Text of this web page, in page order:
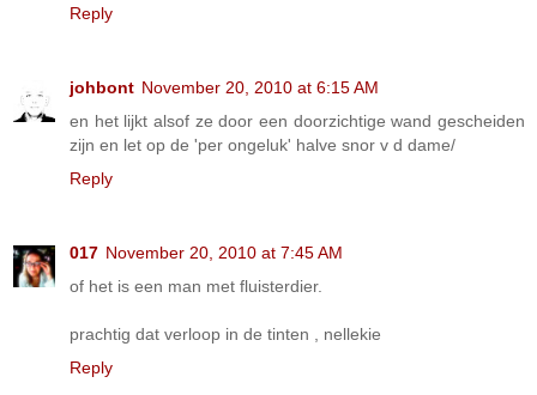
Reply
johbont November 20, 2010 at 6:15 AM
en het lijkt alsof ze door een doorzichtige wand gescheiden
zijn en let op de 'per ongeluk' halve snor v d dame/
Reply
017 November 20, 2010 at 7:45 AM
of het is een man met fluisterdier.
prachtig dat verloop in de tinten , nellekie
Reply